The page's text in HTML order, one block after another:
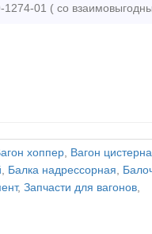
хоппер, Вагон цистерна
, Балка надрессорная,
, Запчасти для вагонов,